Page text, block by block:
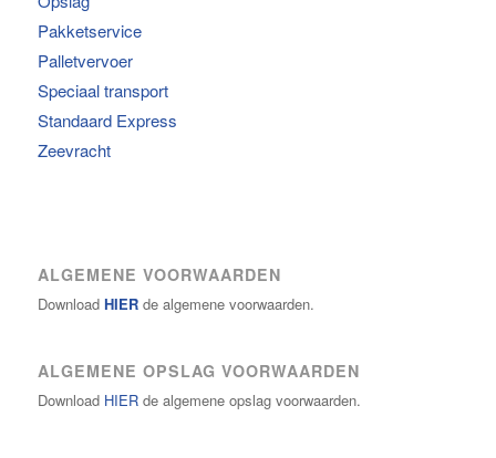
Pakketservice
Palletvervoer
Speciaal transport
Standaard Express
Zeevracht
ALGEMENE VOORWAARDEN
Download HIERde algemene voorwaarden.
ALGEMENE OPSLAG VOORWAARDEN
Download HIERde algemene opslag voorwaarden.